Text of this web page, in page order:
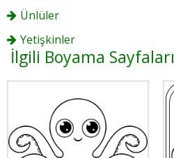
Ünlüler
Yetişkinler
İlgili Boyama Sayfaları